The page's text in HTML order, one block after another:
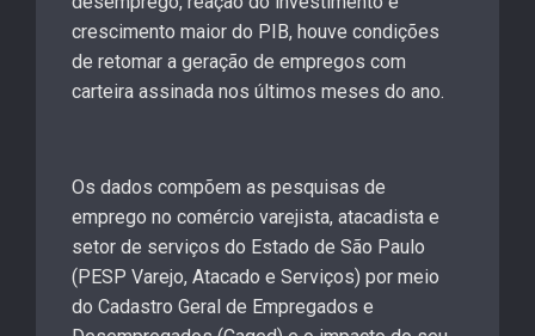
crescimento maior do PIB, houve condições
de retomar a geração de empregos com
carteira assinada nos últimos meses do ano.
Os dados compõem as pesquisas de
emprego no comércio varejista, atacadista e
setor de serviços do Estado de São Paulo
(PESP Varejo, Atacado e Serviços) por meio
do Cadastro Geral de Empregados e